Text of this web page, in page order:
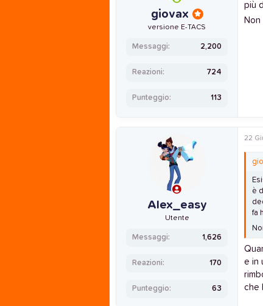
giovax
versione E-TACS
Messaggi 2,200
Reazioni 724
Punteggio 113
più
Non
Alex_easy
Utente
Messaggi 1,626
Reazioni 170
Punteggio 63
22
è
fa
e in
che